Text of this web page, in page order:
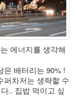
에너지를 생각해
은 배터리는 90% !
퍼차저는 생략할 수
.. 집밥 먹이고 싶